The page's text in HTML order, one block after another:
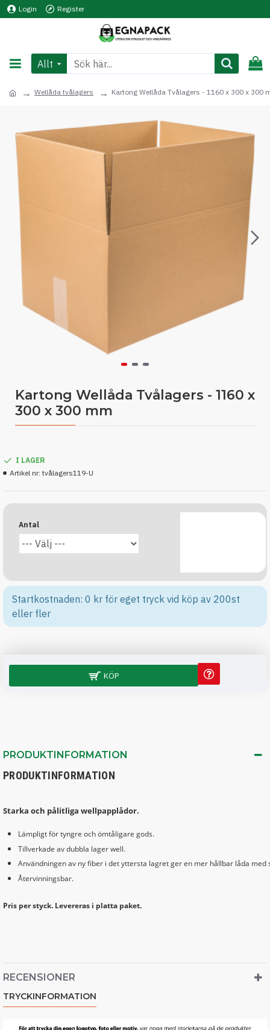
Login Register
Allt
Wellåda tvålagers Kartong Wellåda Tvålagers - 1160 x 300 x 300
Kartong Wellåda Tvålagers - 1160 x
300 x 300 mm
I LAGER
Artikel nr: tvålagers119-U
Antal
Startkostnaden: 0 kr för eget tryck vid köp av 200st
eller fler
KÖP
PRODUKTINFORMATION
PRODUKTINFORMATION
Starka och pålitliga wellpapplådor.
Lämpligt för tyngre och ömtåligare gods.
Tillverkade av dubbla lager well.
Användningen av ny fiber i det yttersta lagret ger en mer hållbar låda med
Återvinningsbar.
Pris per styck. Levereras i platta paket.
RECENSIONER
TRYCKINFORMATION